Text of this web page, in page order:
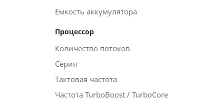
Емкость аккумулятора
Процессор
Количество потоков
Серия
Тактовая частота
Частота TurboBoost / TurboCore